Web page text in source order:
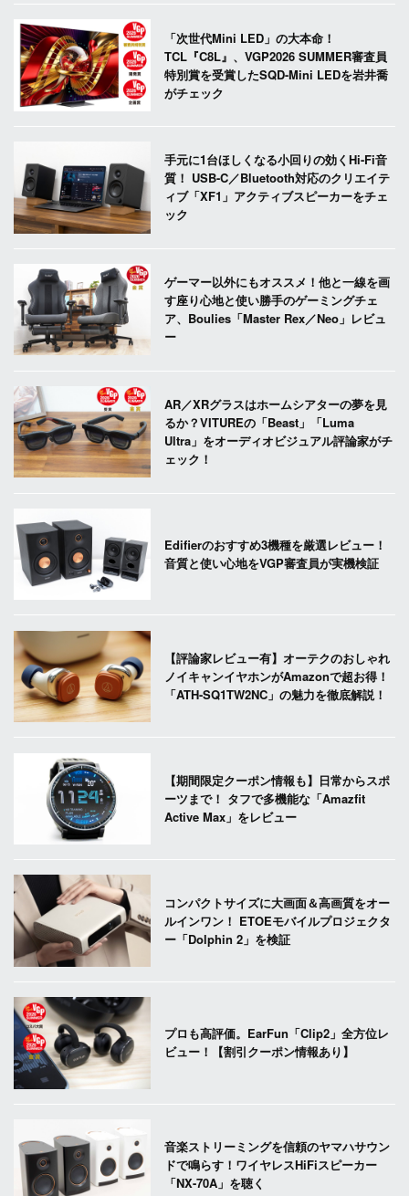
「次世代Mini LED」の大本命！
TCL『C8L』、VGP2026 SUMMER審査員
特別賞を受賞したSQD-Mini LEDを岩井喬
がチェック
手元に1台ほしくなる小回りの効くHi-Fi音
質！ USB-C／Bluetooth対応のクリエイテ
ィブ「XF1」アクティブスピーカーをチェ
ック
ゲーマー以外にもオススメ！他と一線を画
す座り心地と使い勝手のゲーミングチェ
ア、Boulies「Master Rex／Neo」レビュ
ー
AR／XRグラスはホームシアターの夢を見
るか？VITUREの「Beast」「Luma
Ultra」をオーディオビジュアル評論家がチ
ェック！
Edifierのおすすめ3機種を厳選レビュー！
音質と使い心地をVGP審査員が実機検証
【評論家レビュー有】オーテクのおしゃれ
ノイキャンイヤホンがAmazonで超お得！
「ATH-SQ1TW2NC」の魅力を徹底解説！
【期間限定クーポン情報も】日常からスポ
ーツまで！ タフで多機能な「Amazfit
Active Max」をレビュー
コンパクトサイズに大画面＆高画質をオー
ルインワン！ ETOEモバイルプロジェクタ
ー「Dolphin 2」を検証
プロも高評価。EarFun「Clip2」全方位レ
ビュー！【割引クーポン情報あり】
音楽ストリーミングを信頼のヤマハサウン
ドで鳴らす！ワイヤレスHiFiスピーカー
「NX-70A」を聴く